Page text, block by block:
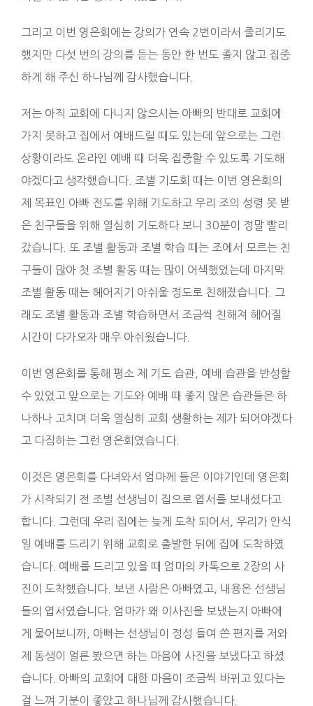
그리고 이번 영은회에는 강의가 연속 2번이라서 졸리기도
했지만 다섯 번의 강의를 듣는 동안 한 번도 졸지 않고 집중
하게 해 주신 하나님께 감사했습니다.
저는 아직 교회에 다니지 않으시는 아빠의 반대로 교회에
가지 못하고 집에서 예배드릴 때도 있는데 앞으로는 그런
상황이라도 온라인 예배 때 더욱 집중할 수 있도록 기도해
야겠다고 생각했습니다. 조별 기도회 때는 이번 영은회의
제 목표인 아빠 전도를 위해 기도하고 우리 조의 성령 못 받
은 친구들을 위해 열심히 기도하다 보니 30분이 정말 빨리
갔습니다. 또 조별 활동과 조별 학습 때는 조에서 모르는 친
구들이 많아 첫 조별 활동 때는 많이 어색했었는데 마지막
조별 활동 때는 헤어지기 아쉬울 정도로 친해졌습니다. 그
래도 조별 활동과 조별 학습하면서 조금씩 친해져 헤어질
시간이 다가오자 매우 아쉬웠습니다.
이번 영은회를 통해 평소 제 기도 습관, 예배 습관을 반성할
수 있었고 앞으로는 기도와 예배 때 좋지 않은 습관들은 하
나하나 고치며 더욱 열심히 교회 생활하는 제가 되어야겠다
고 다짐하는 그런 영은회였습니다.
이것은 영은회를 다녀와서 엄마께 들은 이야기인데 영은회
가 시작되기 전 조별 선생님이 집으로 엽서를 보내셨다고
합니다. 그런데 우리 집에는 늦게 도착 되어서, 우리가 안식
일 예배를 드리기 위해 교회로 출발한 뒤에 집에 도착하였
습니다. 예배를 드리고 있을 때 엄마의 카톡으로 2장의 사
진이 도착했습니다. 보낸 사람은 아빠였고, 내용은 선생님
들의 엽서였습니다. 엄마가 왜 이사진을 보냈는지 아빠에
게 물어보니까, 아빠는 선생님이 정성 들여 쓴 편지를 저와
제 동생이 얼른 봤으면 하는 마음에 사진을 보냈다고 하셨
습니다. 아빠의 교회에 대한 마음이 조금씩 바뀌고 있다는
걸 느껴 기분이 좋았고 하나님께 감사했습니다.